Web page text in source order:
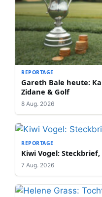
REPORTAGE
Gareth Bale heute:
Zidane & Golf
8 Aug. 2026
REPORTAGE
Kiwi Vogel:
7 Aug. 2026